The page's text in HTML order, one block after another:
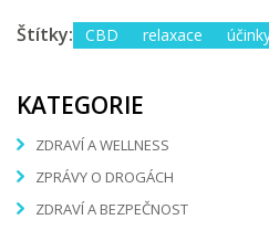
Štítky: CBD relaxace
KATEGORIE
ZDRAVÍ A WELLNESS
ZPRÁVY O DROGÁCH
ZDRAVÍ A BEZPEČNOST